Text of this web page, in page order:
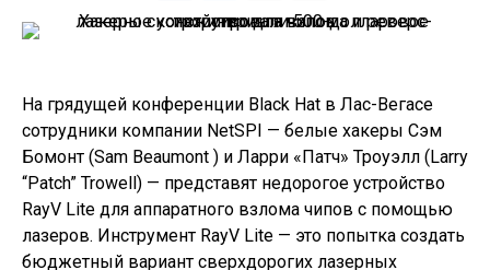
На грядущей конференции Black Hat в Лас-Вегасе
сотрудники компании NetSPI — белые хакеры Сэм
Бомонт (Sam Beaumont ) и Ларри «Патч» Троуэлл (Larry
“Patch” Trowell) — представят недорогое устройство
RayV Lite для аппаратного взлома чипов с помощью
лазеров. Инструмент RayV Lite — это попытка создать
бюджетный вариант сверхдорогих лазерных